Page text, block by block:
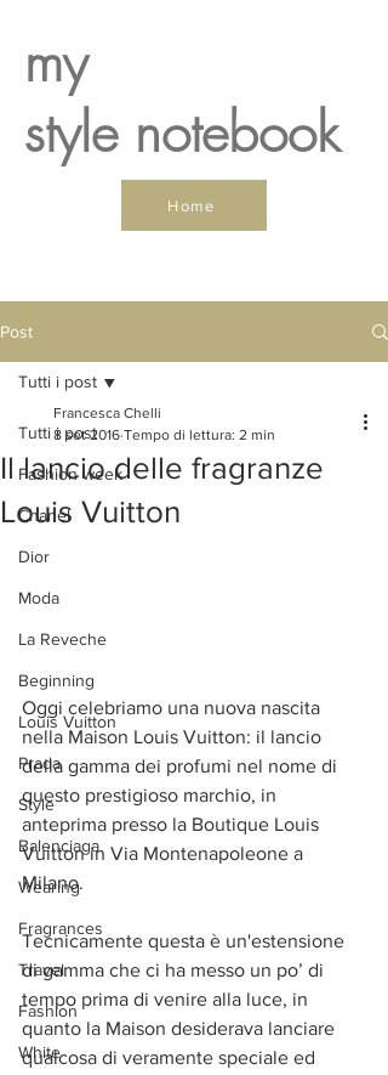
my
style notebook
Home
Post
Tutti i post
Fashion week
Chanel
Dior
Moda
La Reveche
Beginning
Louis Vuitton
Prada
Style
Balenciaga
Wearing
Fragrances
Travel
Fashion
White
Tutti i post
Il lancio delle fragranze
Louis Vuitton
Francesca Chelli
8 set 2016 Tempo di lettura: 2 min
Oggi celebriamo una nuova nascita
nella Maison Louis Vuitton: il lancio
della gamma dei profumi nel nome di
questo prestigioso marchio, in
anteprima presso la Boutique Louis
Vuitton in Via Montenapoleone a
Milano.
Tecnicamente questa è un'estensione
di gamma che ci ha messo un po’ di
tempo prima di venire alla luce, in
quanto la Maison desiderava lanciare
qualcosa di veramente speciale ed